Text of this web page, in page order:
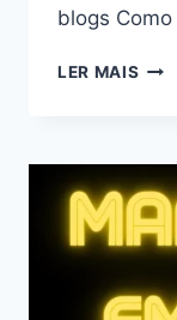
blogs
LER MAIS
GPT
EM